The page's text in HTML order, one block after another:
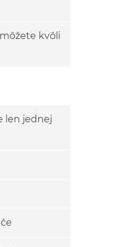
môžete kvôli
len jednej